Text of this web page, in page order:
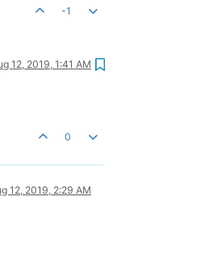
-1
12, 2019, 1:41 AM
0
12, 2019, 2:29 AM